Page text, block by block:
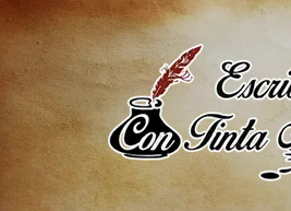
Saltar
al
contenido